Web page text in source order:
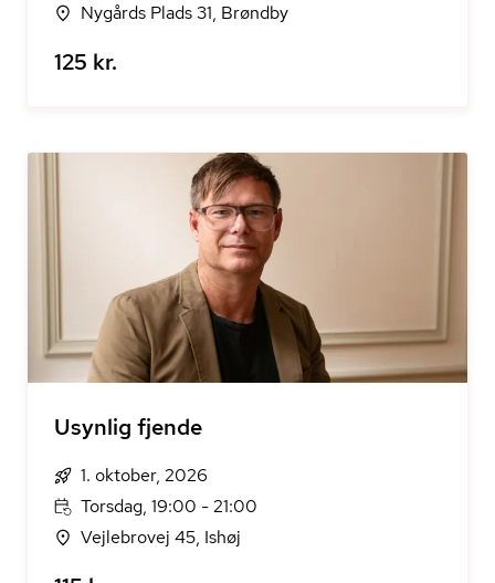
Nygårds Plads 31, Brøndby
125 kr.
Usynlig fjende
1. oktober, 2026
Torsdag, 19:00 - 21:00
Vejlebrovej 45, Ishøj